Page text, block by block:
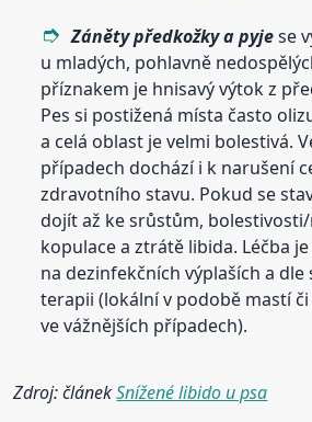
Záněty předkožky a pyjese
u mladých, pohlavně
příznakem je hnisavý výtok z
Pes si postižená místa často
a celá oblast je velmi bolestivá.
případech dochází i k narušení
zdravotního stavu. Pokud se
dojít až ke srůstům,
kopulace a ztrátě libida. Léčba
na dezinfekčních výplaších a
terapii (lokální v podobě mastí
ve vážnějších případech).
Zdroj: článekSnížené libido u psa